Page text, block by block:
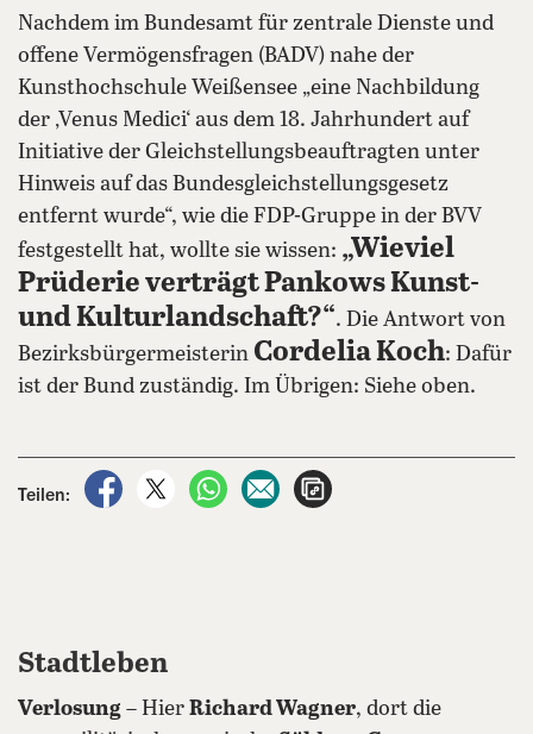
Nachdem im Bundesamt für zentrale Dienste und
offene Vermögensfragen (BADV) nahe der
Kunsthochschule Weißensee „eine Nachbildung
der ‚Venus Medici‘ aus dem 18. Jahrhundert auf
Initiative der Gleichstellungsbeauftragten unter
Hinweis auf das Bundesgleichstellungsgesetz
entfernt wurde“, wie die FDP-Gruppe in der BVV
festgestellt hat, wollte sie wissen: „Wieviel
Prüderie verträgt Pankows Kunst-
und Kulturlandschaft?“. Die Antwort von
Bezirksbürgermeisterin Cordelia Koch: Dafür
ist der Bund zuständig. Im Übrigen: Siehe oben.
Teilen:
auf Facebook teilen
auf X teilenper WhatsApp teilen
per E-Mail teilen
Stadtleben
Verlosung – Hier Richard Wagner, dort die